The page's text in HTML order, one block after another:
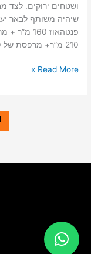
ושטחים ירוקים. לצד
שיהיה משותף לבאר
210 מ”ר+ מרפסת של 60 מ”ר.
Read More »